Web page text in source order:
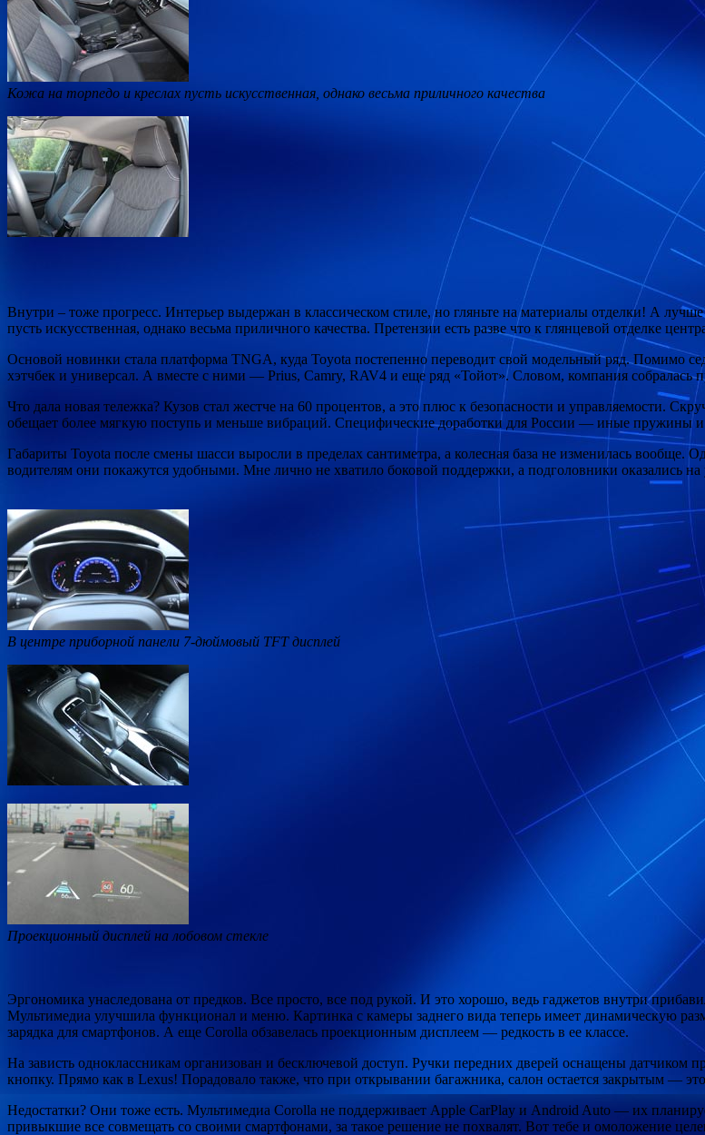
Кожа на торпедо и креслах пусть искусственная, однако весьма приличного качества
Внутри – тоже прогресс. Интерьер выдержан в классическом стиле, но гляньте на материалы отделки! А
пусть искусственная, однако весьма приличного качества. Претензии есть разве что к глянцевой отделке
Основой новинки стала платформа TNGA, куда Toyota постепенно переводит свой модельный ряд. Помимо
хэтчбек и универсал. А вместе с ними — Prius, Camry, RAV4 и еще ряд «Тойот». Словом, компания собралась
Что дала новая тележка? Кузов стал жестче на 60 процентов, а это плюс к безопасности и управляемости.
обещает более мягкую поступь и меньше вибраций. Специфические доработки для России — иные пружины
Габариты Toyota после смены шасси выросли в пределах сантиметра, а колесная база не изменилась вообще.
водителям они покажутся удобными. Мне лично не хватило боковой поддержки, а подголовники оказались
В центре приборной панели 7-дюймовый TFT дисплей
Проекционный дисплей на лобовом стекле
Эргономика унаследована от предков. Все просто, все под рукой. И это хорошо, ведь гаджетов внутри
Мультимедиа улучшила функционал и меню. Картинка с камеры заднего вида теперь имеет динамическую
зарядка для смартфонов. А еще Corolla обзавелась проекционным дисплеем — редкость в ее классе.
На зависть одноклассникам организован и бесключевой доступ. Ручки передних дверей оснащены датчиком
кнопку. Прямо как в Lexus! Порадовало также, что при открывании багажника, салон остается закрытым —
Недостатки? Они тоже есть. Мультимедиа Corolla не поддерживает Apple CarPlay и Android Auto — их
привыкшие все совмещать со своими смартфонами, за такое решение не похвалят. Вот тебе и омоложение